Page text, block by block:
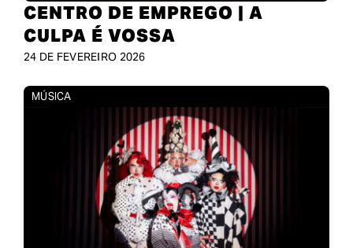
CENTRO DE EMPREGO | A
CULPA É VOSSA
24 DE FEVEREIRO 2026
MÚSICA